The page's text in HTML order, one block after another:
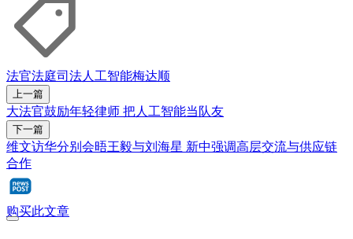
法官法庭司法人工智能梅达顺
上一篇
大法官鼓励年轻律师 把人工智能当队友
下一篇
维文访华分别会晤王毅与刘海星 新中强调高层交流与供应链
合作
购买此文章